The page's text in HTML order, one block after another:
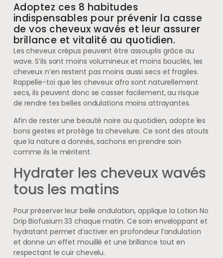
Adoptez ces 8 habitudes
indispensables pour prévenir la casse
de vos cheveux wavés et leur assurer
brillance et vitalité au quotidien.
Les cheveux crépus peuvent être assouplis grâce au
wave. S’ils sont moins volumineux et moins bouclés, les
cheveux n’en restent pas moins aussi secs et fragiles.
Rappelle-toi que les cheveux afro sont naturellement
secs, ils peuvent donc se casser facilement, au risque
de rendre tes belles ondulations moins attrayantes.
Afin de rester une beauté noire au quotidien, adopte les
bons gestes et protège ta chevelure. Ce sont des atouts
que la nature a donnés, sachons en prendre soin
comme ils le méritent.
Hydrater les cheveux wavés
tous les matins
Pour préserver leur belle ondulation, applique la Lotion No
Drip Biofusium 33 chaque matin. Ce soin enveloppant et
hydratant permet d’activer en profondeur l’ondulation
et donne un effet mouillé et une brillance tout en
respectant le cuir chevelu.